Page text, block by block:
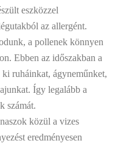
eszközzel
az allergént.
a pollenek könnyen
Ebben az időszakban a
ruháinkat, ágyneműnket,
Így legalább a
számát.
közül a vizes
eredményesen